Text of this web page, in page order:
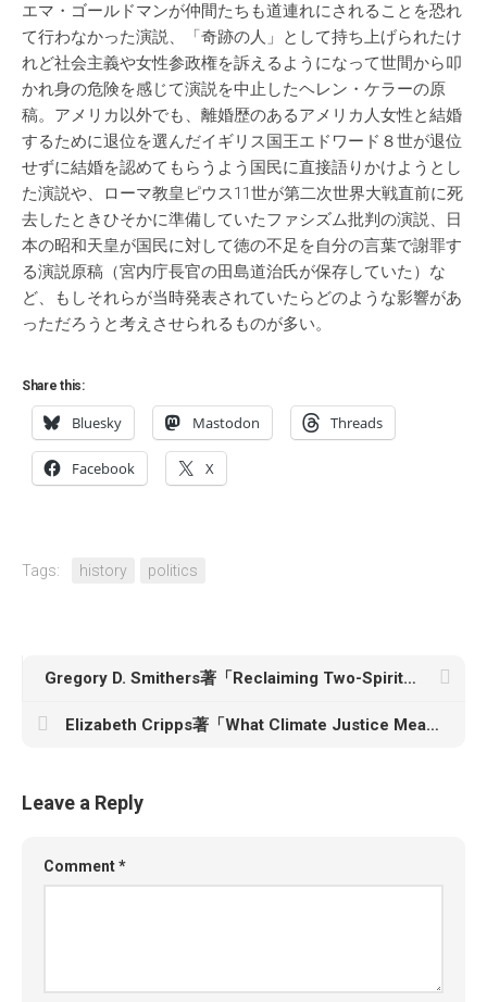
エマ・ゴールドマンが仲間たちも道連れにされることを恐れ
て行わなかった演説、「奇跡の人」として持ち上げられたけ
れど社会主義や女性参政権を訴えるようになって世間から叩
かれ身の危険を感じて演説を中止したヘレン・ケラーの原
稿。アメリカ以外でも、離婚歴のあるアメリカ人女性と結婚
するために退位を選んだイギリス国王エドワード８世が退位
せずに結婚を認めてもらうよう国民に直接語りかけようとし
た演説や、ローマ教皇ピウス11世が第二次世界大戦直前に死
去したときひそかに準備していたファシズム批判の演説、日
本の昭和天皇が国民に対して徳の不足を自分の言葉で謝罪す
る演説原稿（宮内庁長官の田島道治氏が保存していた）な
ど、もしそれらが当時発表されていたらどのような影響があ
っただろうと考えさせられるものが多い。
Share this:
Bluesky Mastodon Threads
Facebook X
Tags: history politics
Gregory D. Smithers著「Reclaiming Two-Spirits: Sexuality, Spiritual Renewal & Sovereignty in Native America」
Elizabeth Cripps著「What Climate Justice Means and Why We Should Care」
Leave a Reply
Comment*